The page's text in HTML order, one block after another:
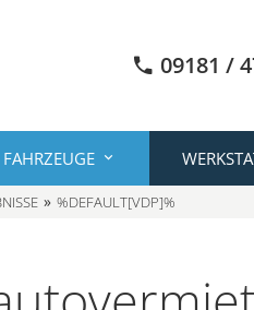
09181 /
FAHRZEUGE
%DEFAULT[VDP]%